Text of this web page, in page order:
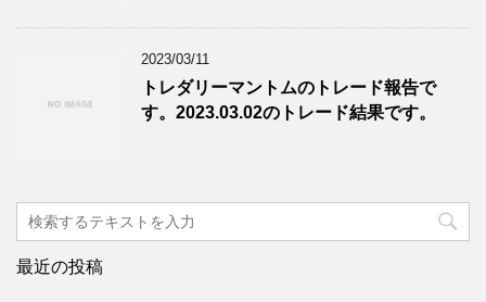
2023/03/11
トレダリーマントムのトレード報告で
す。2023.03.02のトレード結果です。
最近の投稿